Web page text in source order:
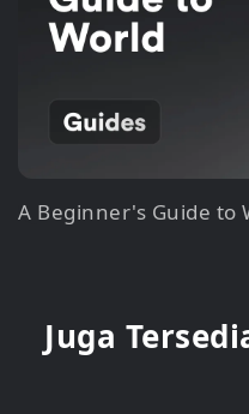
A Beginner's Guide to
Juga